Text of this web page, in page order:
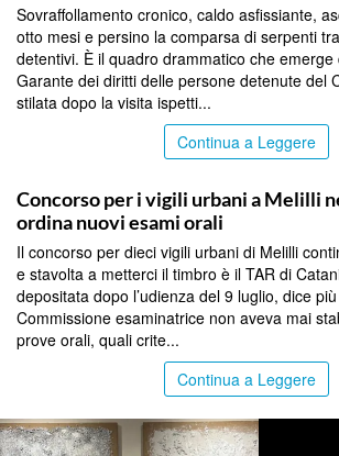
Sovraffollamento cronico, caldo asfissiante,
otto mesi e persino la comparsa di serpenti
detentivi. È il quadro drammatico che
Garante dei diritti delle persone detenute del
stilata dopo la visita ispetti...
Continua a Leggere
Concorso per i vigili urbani a Melilli
ordina nuovi esami orali
Il concorso per dieci vigili urbani di Melilli
e stavolta a metterci il timbro è il TAR di
depositata dopo l’udienza del 9 luglio, dice
Commissione esaminatrice non aveva mai
prove orali, quali crite...
Continua a Leggere